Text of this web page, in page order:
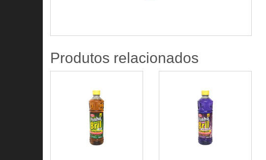
Produtos relacionados